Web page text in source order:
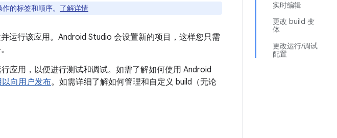
实时编辑
更改 build 变
体
更改运行/调试
配置
的标签和顺序。 了解详情
运行该应用。Android Studio 会设置新的项目，这样您只需
应用，以便进行测试和调试。如需了解如何使用 Android
向用户发布。如需详细了解如何管理和自定义 build（无论